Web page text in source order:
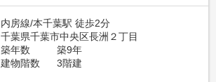
内房線/本千葉駅 徒歩2分
千葉県千葉市中央区長洲２丁目
築年数
築9年
建物階数
3階建